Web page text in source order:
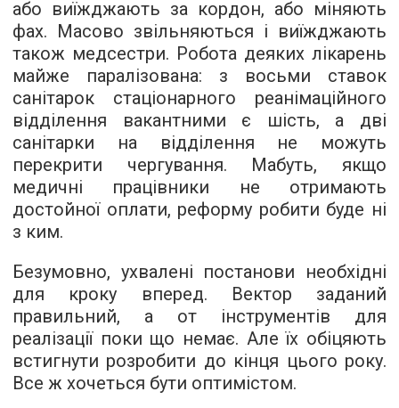
або виїжджають за кордон, або міняють
фах. Масово звільняються і виїжджають
також медсестри. Робота деяких лікарень
майже паралізована: з восьми ставок
санітарок стаціонарного реанімаційного
відділення вакантними є шість, а дві
санітарки на відділення не можуть
перекрити чергування. Мабуть, якщо
медичні працівники не отримають
достойної оплати, реформу робити буде ні
з ким.
Безумовно, ухвалені постанови необхідні
для кроку вперед. Вектор заданий
правильний, а от інструментів для
реалізації поки що немає. Але їх обіцяють
встигнути розробити до кінця цього року.
Все ж хочеться бути оптимістом.